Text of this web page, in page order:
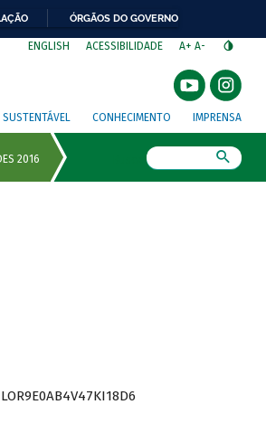
ÓRGÃOS DO GOVERNO
ENGLISH ACESSIBILIDADE A+ A-
CONHECIMENTO IMPRENSA